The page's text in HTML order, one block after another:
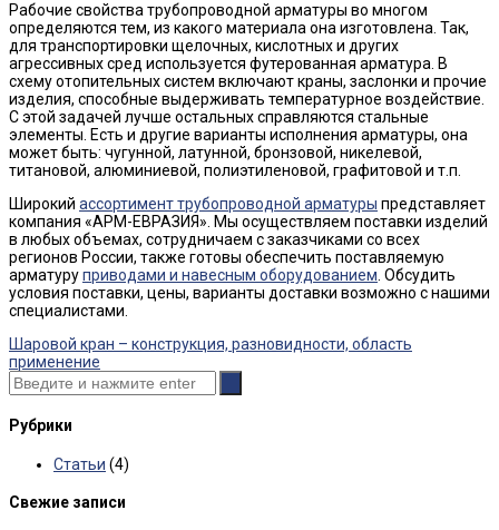
Рабочие свойства трубопроводной арматуры во многом
определяются тем, из какого материала она изготовлена. Так,
для транспортировки щелочных, кислотных и других
агрессивных сред используется футерованная арматура. В
схему отопительных систем включают краны, заслонки и прочие
изделия, способные выдерживать температурное воздействие.
С этой задачей лучше остальных справляются стальные
элементы. Есть и другие варианты исполнения арматуры, она
может быть: чугунной, латунной, бронзовой, никелевой,
титановой, алюминиевой, полиэтиленовой, графитовой и т.п.
Широкий ассортимент трубопроводной арматуры представляет
компания «АРМ-ЕВРАЗИЯ». Мы осуществляем поставки изделий
в любых объемах, сотрудничаем с заказчиками со всех
регионов России, также готовы обеспечить поставляемую
арматуруприводами и навесным оборудованием. Обсудить
условия поставки, цены, варианты доставки возможно с нашими
специалистами.
Post
navigation
Шаровой кран – конструкция, разновидности, область
применение
Рубрики
Статьи (4)
Свежие записи